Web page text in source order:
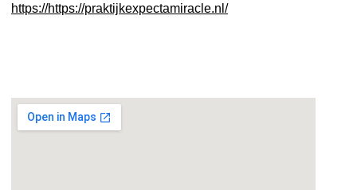
https://https://praktijkexpectamiracle.nl/